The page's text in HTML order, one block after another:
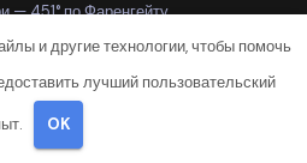
— 451° по Фаренгейту
— 451° по Фаренгейту
— 451° по Фаренгейту
— 451° по Фаренгейту
— 451° по Фаренгейту
и другие технологии, чтобы помочь
лучший пользовательский
OK